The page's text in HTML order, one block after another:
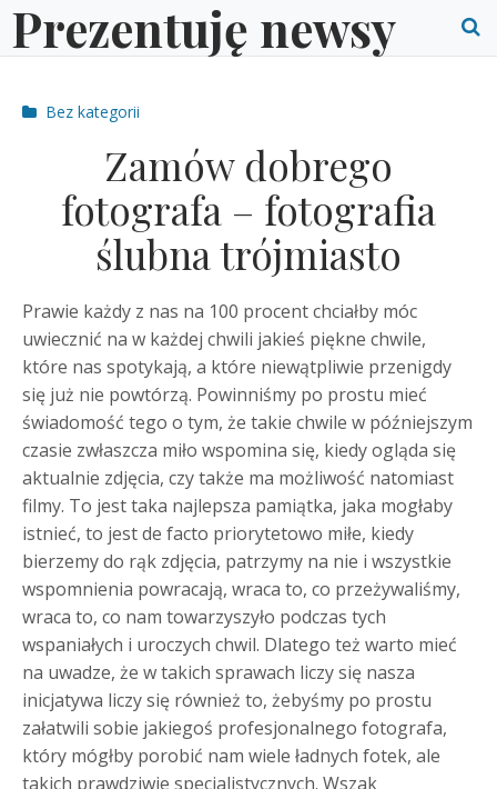
Skip
toPrezentuję newsy
Post
Bez kategorii
Zamów dobrego
fotografa – fotografia
ślubna trójmiasto
Prawie każdy z nas na 100 procent chciałby móc
uwiecznić na w każdej chwili jakieś piękne chwile,
które nas spotykają, a które niewątpliwie przenigdy
się już nie powtórzą. Powinniśmy po prostu mieć
świadomość tego o tym, że takie chwile w późniejszym
czasie zwłaszcza miło wspomina się, kiedy ogląda się
aktualnie zdjęcia, czy także ma możliwość natomiast
filmy. To jest taka najlepsza pamiątka, jaka mogłaby
istnieć, to jest de facto priorytetowo miłe, kiedy
bierzemy do rąk zdjęcia, patrzymy na nie i wszystkie
wspomnienia powracają, wraca to, co przeżywaliśmy,
wraca to, co nam towarzyszyło podczas tych
wspaniałych i uroczych chwil. Dlatego też warto mieć
na uwadze, że w takich sprawach liczy się nasza
inicjatywa liczy się również to, żebyśmy po prostu
załatwili sobie jakiegoś profesjonalnego fotografa,
który mógłby porobić nam wiele ładnych fotek, ale
takich prawdziwie specjalistycznych. Wszak